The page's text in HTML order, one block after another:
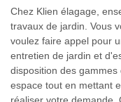
Chez Klien élagage,
travaux de jardin. Vous
voulez faire appel pour
entretien de jardin et
disposition des
espace tout en mettant